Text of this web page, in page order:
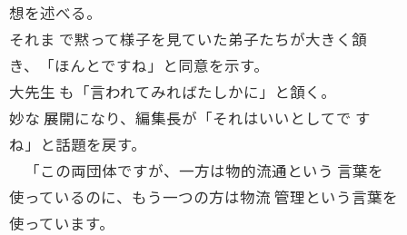
想を述べる。
それま で黙って様子を見ていた弟子たちが大きく頷
き、「ほんとですね」と同意を示す。
大先生 も「言われてみればたしかに」と頷く。
妙な 展開になり、編集長が「それはいいとしてで す
ね」と話題を戻す。
「この両団体ですが、一方は物的流通という 言葉を
使っているのに、もう一つの方は物流 管理という言葉を
使っています。